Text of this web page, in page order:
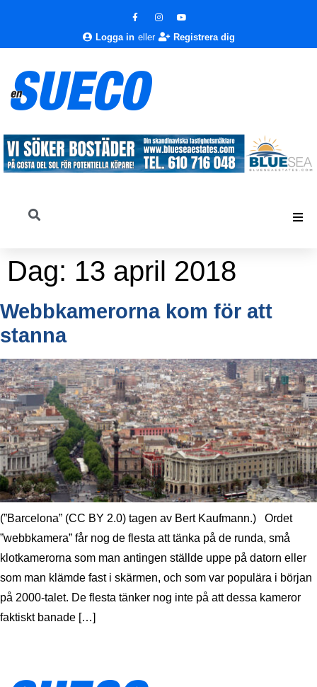
Logga in eller Registrera dig
Dag: 13 april 2018
Webbkamerorna kom för att
stanna
(”Barcelona” (CC BY 2.0) tagen av Bert Kaufmann.) Ordet
”webbkamera” får nog de flesta att tänka på de runda, små
klotkamerorna som man antingen ställde uppe på datorn eller
som man klämde fast i skärmen, och som var populära i början
på 2000-talet. De flesta tänker nog inte på att dessa kameror
faktiskt banade […]